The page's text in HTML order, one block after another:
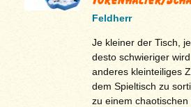
Feldherr
Je kleiner der Tisch,
desto schwieriger
anderes kleinteiliges
dem Spieltisch zu
zu einem chaotischen